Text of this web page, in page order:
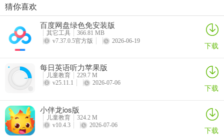
古诗文网ios版
详情
每日英语听力苹果版
详情
橙果错题本ios版
万词王苹果版
猜你喜欢
百度网盘绿色免安装版
其它工具
366.81 MB
v7.37.0.5官方版
2026-06-19 下载
每日英语听力苹果版
儿童教育
229.7 M
v25.11.1
2026-07-06 下载
小伴龙ios版
儿童教育
324.2 M
v10.4.3
2026-07-06 下载